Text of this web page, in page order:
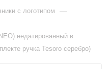
c логотипом —
недатированный в
ручка Tesoro серебро)